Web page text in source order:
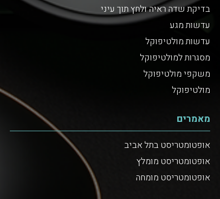
בדיקת שדה ראיה ולחץ תוך עיני
עדשות מגע
עדשות מולטיפוקל
מסגרות למולטיפוקל
משקפי מולטיפוקל
מולטיפוקל
מאמרים
אופטומטריסט בתל אביב
אופטומטריסט מומלץ
אופטומטריסט מומחה